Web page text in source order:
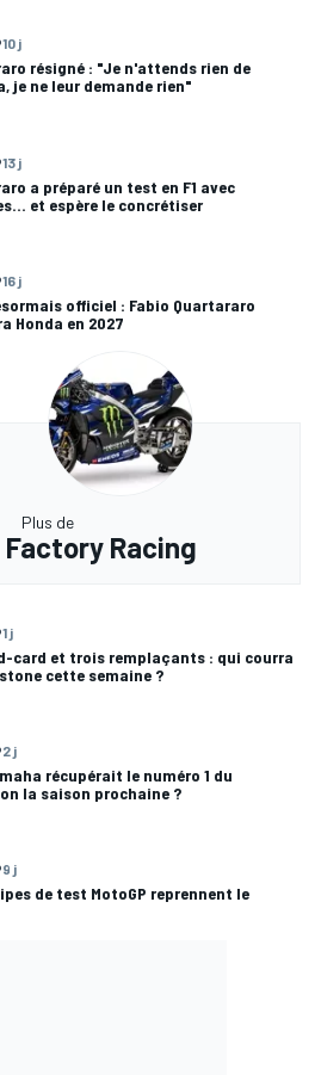
10 j
résigné : "Je n'attends rien de
je ne leur demande rien"
13 j
a préparé un test en F1 avec
et espère le concrétiser
16 j
officiel : Fabio Quartararo
Honda en 2027
Plus de
Factory Racing
1 j
card et trois remplaçants : qui courra
cette semaine ?
2 j
récupérait le numéro 1 du
la saison prochaine ?
9 j
de test MotoGP reprennent le